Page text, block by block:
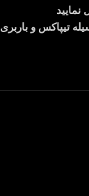
تیپاکس و باربری